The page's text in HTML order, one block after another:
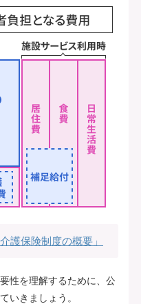
護保険制度の概要」
性を理解するために、公
いきましょう。